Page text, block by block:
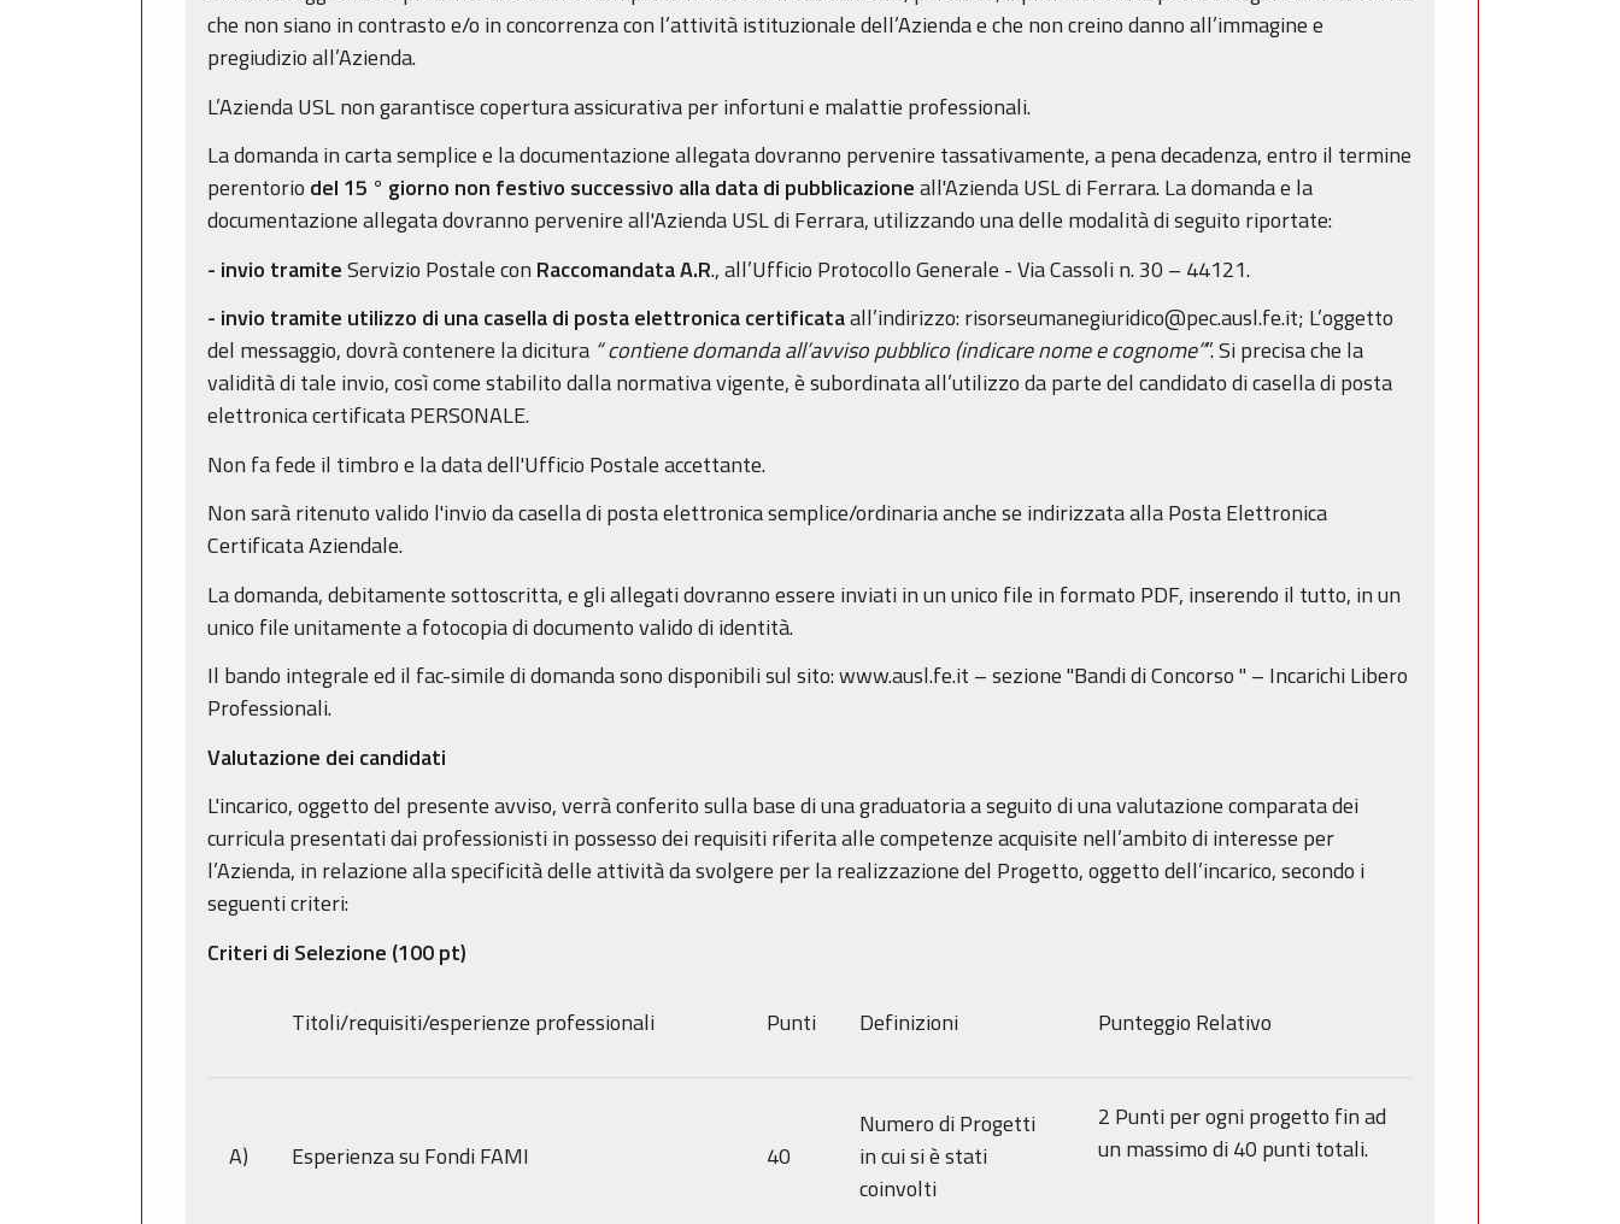
che non siano in contrasto e/o in concorrenza con l’attività istituzionale dell’Azienda e che non creino danno all’immagine e
pregiudizio all’Azienda.
L’Azienda USL non garantisce copertura assicurativa per infortuni e malattie professionali.
La domanda in carta semplice e la documentazione allegata dovranno pervenire tassativamente, a pena decadenza, entro il termine
perentorio del 15 ° giorno non festivo successivo alla data di pubblicazioneall'Azienda USL di Ferrara. La domanda e la
documentazione allegata dovranno pervenire all'Azienda USL di Ferrara, utilizzando una delle modalità di seguito riportate:
- invio tramiteServizio Postale con Raccomandata A.R., all’Ufficio Protocollo Generale - Via Cassoli n. 30 – 44121.
- invio tramite utilizzo di una casella di posta elettronica certificataall’indirizzo: risorseumanegiuridico@pec.ausl.fe.it; L’oggetto
del messaggio, dovrà contenere la dicitura “ contiene domanda all’avviso pubblico (indicare nome e cognome””. Si precisa che la
validità di tale invio, così come stabilito dalla normativa vigente, è subordinata all’utilizzo da parte del candidato di casella di posta
elettronica certificata PERSONALE.
Non fa fede il timbro e la data dell'Ufficio Postale accettante.
Non sarà ritenuto valido l'invio da casella di posta elettronica semplice/ordinaria anche se indirizzata alla Posta Elettronica
Certificata Aziendale.
La domanda, debitamente sottoscritta, e gli allegati dovranno essere inviati in un unico file in formato PDF, inserendo il tutto, in un
unico file unitamente a fotocopia di documento valido di identità.
Il bando integrale ed il fac-simile di domanda sono disponibili sul sito: www.ausl.fe.it – sezione "Bandi di Concorso " – Incarichi Libero
Professionali.
Valutazione dei candidati
L'incarico, oggetto del presente avviso, verrà conferito sulla base di una graduatoria a seguito di una valutazione comparata dei
curricula presentati dai professionisti in possesso dei requisiti riferita alle competenze acquisite nell’ambito di interesse per
l’Azienda, in relazione alla specificità delle attività da svolgere per la realizzazione del Progetto, oggetto dell’incarico, secondo i
seguenti criteri:
Criteri di Selezione (100 pt)
Titoli/requisiti/esperienze professionali Punti Definizioni Punteggio Relativo
A) Esperienza su Fondi FAMI 40
Numero di Progetti
in cui si è stati
coinvolti
2 Punti per ogni progetto fin ad
un massimo di 40 punti totali.